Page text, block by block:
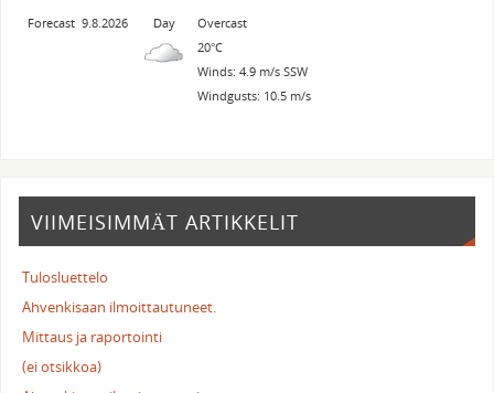
Forecast 9.8.2026 Day
Overcast
20°C
Winds: 4.9 m/s SSW
Windgusts: 10.5 m/s
VIIMEISIMMÄT ARTIKKELIT
Tulosluettelo
Ahvenkisaan ilmoittautuneet.
Mittaus ja raportointi
(ei otsikkoa)